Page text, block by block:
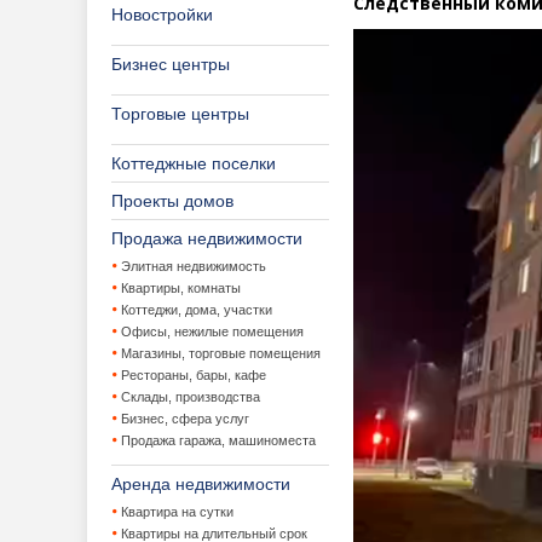
Новостройки
Бизнес центры
Торговые центры
Коттеджные поселки
Проекты домов
Продажа недвижимости
Элитная недвижимость
Квартиры, комнаты
Коттеджи, дома, участки
Офисы, нежилые помещения
Магазины, торговые помещения
Рестораны, бары, кафе
Склады, производства
Бизнес, сфера услуг
Продажа гаража, машиноместа
Аренда недвижимости
Квартира на сутки
Квартиры на длительный срок